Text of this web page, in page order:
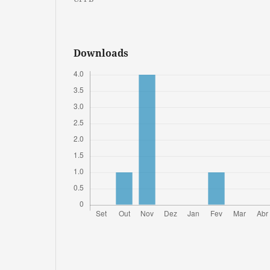
Downloads